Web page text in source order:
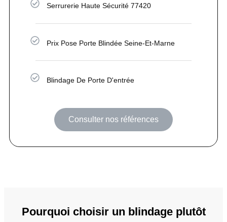
Serrurerie Haute Sécurité 77420
Prix Pose Porte Blindée Seine-Et-Marne
Blindage De Porte D'entrée
Consulter nos références
Pourquoi choisir un blindage plutôt